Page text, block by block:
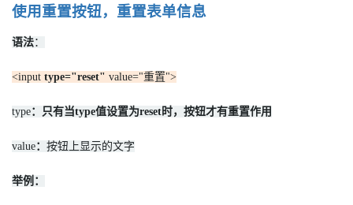
使用重置按钮，重置表单信息
语法：
<input type="reset" value="重置">
type：只有当type值设置为reset时，按钮才有重置作用
value： 按钮上显示的文字
举例：